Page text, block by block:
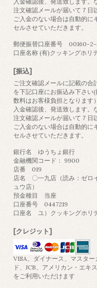
注文確認メールが届いて７日
ご入金のない場合は自動的に
セルさせていただきます。
郵便振替口座番号 00160-2-
口座名称 (有)クッキングホリ
[振込]
ご注文確認メールに記載の合
を下記口座にお振込み下さい
数料はお客様負担となります
入金確認後、発送致します。
注文確認メールが届いて７日
ご入金のない場合は自動的に
セルさせていただきます。
銀行名 ゆうちょ銀行
金融機関コード： 9900
店番 019
店名 〇一九店（読み：ゼロ
ュウ店）
預金種目 当座
口座番号 0447219
口座名 ユ）クッキングホリ
[クレジット]
VISA、ダイナース、マスター
ド、JCB、アメリカン・エキ
をご利用いただけます